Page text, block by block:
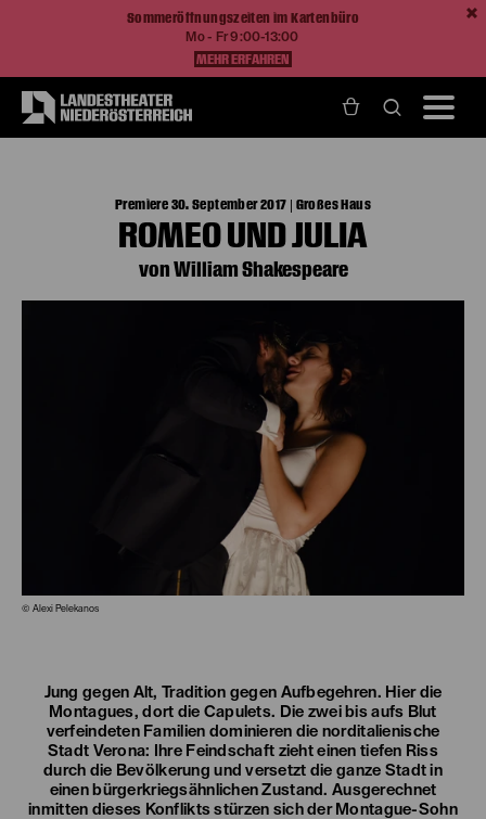
Sommeröffnungszeiten im Kartenbüro
Mo - Fr 9:00-13:00
MEHR ERFAHREN
Premiere 30. September 2017 | Großes Haus
ROMEO UND JULIA
von William Shakespeare
© Alexi Pelekanos
Jung gegen Alt, Tradition gegen Aufbegehren. Hier die
Montagues, dort die Capulets. Die zwei bis aufs Blut
verfeindeten Familien dominieren die norditalienische
Stadt Verona: Ihre Feindschaft zieht einen tiefen Riss
durch die Bevölkerung und versetzt die ganze Stadt in
einen bürgerkriegsähnlichen Zustand. Ausgerechnet
inmitten dieses Konflikts stürzen sich der Montague-Sohn